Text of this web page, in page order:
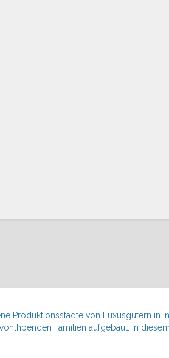
Produktionsstädte von Luxusgütern in
Familien aufgebaut. In